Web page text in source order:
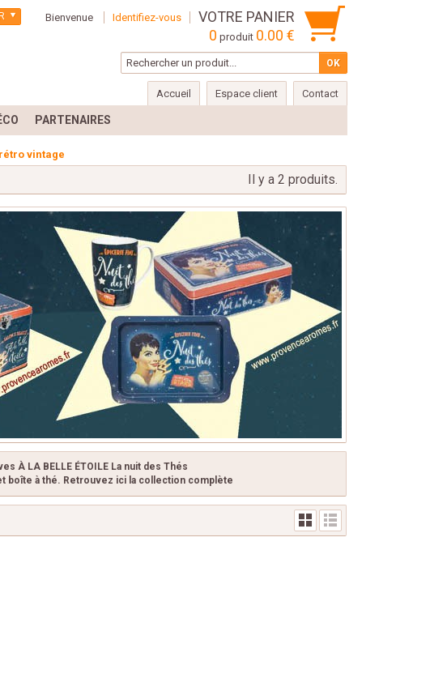
Bienvenue Identifiez-vous
VOTRE PANIER
0 produit 0.00 €
Accueil Espace client Contact
PARTENAIRES
rétro vintage
Il y a 2 produits.
À LA BELLE ÉTOILE La nuit des Thés
boîte à thé. Retrouvez ici la collection complète